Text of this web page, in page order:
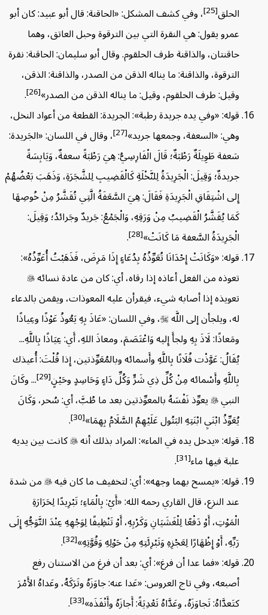
الحلق[25]
، وفي كشف المشكل: «الحاقنة: قال أبو عبيد: كان أبو
عمرو يقول: هي النقرة التي بين الترقوة وحبل العاتق، وهما
حاقنتان، والذاقنة طرف الحلقوم. وقال أبو سليمان: الحاقنة: نقرة
الترقوة، والذاقنة: ما يناله الذقن من الصدر، والذاقنة: الذقن،
وقيل: طرف الحلقوم، وقيل: ما يناله الذقن من الصدر»[26]
.
قوله: «وفي يده جريدة رطبة»: الجريدة: القطعة من أعواد النخل،
وهي: «السعفة، وجمعها جريد»[27]
، وقال في اللسان: «الجَريدة:
سَعفة طَوِيلَةٌ رَطْبَةٌ؛ قَالَ الْفَارِسِيُّ: هِيَ رَطْبَةً سعفةٌ، وَيَابِسَةً
جريدةٌ؛ وَقِيلَ: الْجَرِيدَةُ لِلنَّخْلَةِ كَالْقَضِيبِ لِلشَّجَرَةِ، وَذَهَبَ بَعْضُهُمْ
إِلى اشْتِقَاقِ الْجَرِيدَةِ فَقَالَ: هِيَ السَّعَفَةُ الَّتِي تُقَشَّرُ مِنْ خُوصِهَا
كَمَا يُقَشَّرُ الْقَضِيبُ مِنْ وَرَقِهِ، وَالْجَمْعُ: جَريدٌ وجَرائدُ؛ وَقِيلَ:
الْجَرِيدَةُ السَّعفة مَا كَانَتْ»[28]
.
قوله: «وَكَانَتْ إِحْدَانَا تُعَوِّذُهُ بِدُعَاءٍ إِذَا مَرِضَ، فَذَهَبْتُ أُعَوِّذُهُ»:
تعوذه من الفعل أعاذه إذا رقاه، أي: كان من عادة نسائه
تعويذه إذا أصابه شيء، فيقرأن عليه المعوذات، ويقمن بالدعاء
له، ويلجأن إلى اللَّه، وفي اللسان: «عَاذَ بِهِ يَعُوذُ عَوْذًا وعِياذًا
ومَعاذًا: لَاذَ بِهِ ولجأَ إِليه وَاعْتَصَمَ، ومعاذَ اللهِ، أَي: عِيَاذًا بِاللَّهِ...
يُقَالُ: عَوَّذْت فُلَانًا بِاللَّهِ وأَسمائه وبالمُعَوِّذتين، إِذا قُلْتَ: أُعيذك
بِاللَّهِ وأَسْمائه مِنْ كُلِّ ذِي شَرٍّ وَكُلِّ دَاءٍ وَحَاسِدٍ وحَيْنٍ[29]
... وكَانَ
النبييعوِّذ نَفْسَهُ بالمعوِّذتين بعد ما طُبَّ، أي: سُحر، وَكَانَ
يُعَوِّذُ ابْنَيِ ابْنَتِهِ البَتُول عَلَيْهِمُ السَّلَامُ بِهِمَا»[30]
.
قوله: «يدخل يده في الماء»: المراد بذلك أنهكانت بين يديه
علبة فيها ماء[31]
.
قوله: «يمسح بهما وجهه»: أي: لتخفيف ما كان فيهمن شدة
عند النزع، قال القاري رحمه الله: «أَيْ: بِالْمَاءِ؛ تَبْرِيدًا لِحَرَارَةِ
الْمَوْتِ، أَوْ دَفْعًا لِلْغَشَيَانِ وَكَرْبِهِ، أَوْ تَنْظِيفًا لِوَجْهِهِ عِنْدَ التَّوَجُّهِ إِلَى
رَبِّهِ، أَوْ إِظْهَارًا لِعَجْزِهِ وَتَبْرِئَتِهِ مِنْ حَوْلِهِ وَقُوَّتِهِ»[32]
.
قوله: «فما عدا أن فرغ»: أي: بعد أن فرغ من الاستنان رفع
أصبعه، وفي تاج العروس: «عَدا عنه: جاوَزَهُ وتَرَكَهُ، وعَداهُ الأَمْرَ
كتَعدَّاهُ: تَجاوَزَهُ، وعَدَّاهُ تَعْدِيَةً: أَجازَهُ وأَنْفَذَه»[33]
.